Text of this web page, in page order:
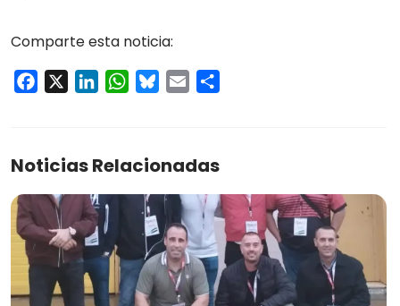
Comparte esta noticia:
Facebook LinkedInWhatsApp
Bluesky
Email
Noticias Relacionadas